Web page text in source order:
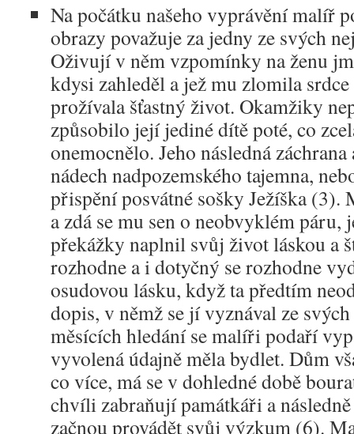
Na počátku našeho vyprávění malíř
obrazy považuje za jedny ze svých
Oživují v něm vzpomínky na ženu
kdysi zahleděl a jež mu zlomila
prožívala šťastný život. Okamžiky
způsobilo její jediné dítě poté, co
onemocnělo. Jeho následná
nádech nadpozemského tajemna,
přispění posvátné sošky Ježíška (3).
a zdá se mu sen o neobvyklém páru,
překážky naplnil svůj život láskou a
rozhodne a i dotyčný se rozhodne
osudovou lásku, když ta předtím
dopis, v němž se jí vyznával ze
měsících hledání se malíři podaří
vyvolená údajně měla bydlet. Dům
co více, má se v dohledné době
chvíli zabraňují památkáři a
začnou provádět svůj výzkum (6).